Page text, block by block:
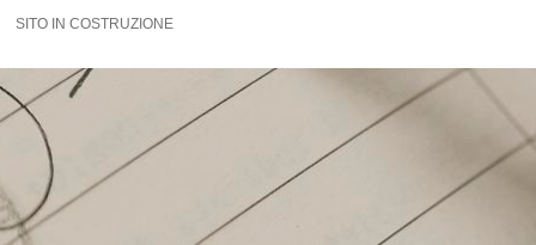
SITO IN COSTRUZIONE